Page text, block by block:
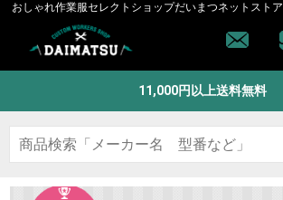
おしゃれ作業服セレクトショップだいまつネットストア
11,000円以上送料無料